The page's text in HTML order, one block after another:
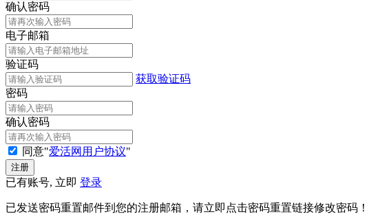
确认密码
电子邮箱
验证码
获取验证码
密码
确认密码
同意"爱活网用户协议"
已有账号, 立即 登录
已发送密码重置邮件到您的注册邮箱，请立即点击密码重置链接修改密码！